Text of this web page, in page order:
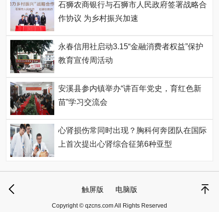
石狮农商银行与石狮市人民政府签署战略合
作协议 为乡村振兴加速
永春信用社启动3.15“金融消费者权益”保护
教育宣传周活动
安溪县参内镇举办“讲百年党史，育红色新
苗”学习交流会
心肾损伤常同时出现？胸科何奔团队在国际
上首次提出心肾综合征第6种亚型
触屏版 电脑版
Copyright © qzcns.com All Rights Reserved